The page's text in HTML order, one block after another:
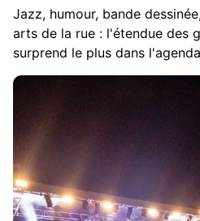
Jazz, humour, bande
arts de la rue : l'étendue des
surprend le plus dans